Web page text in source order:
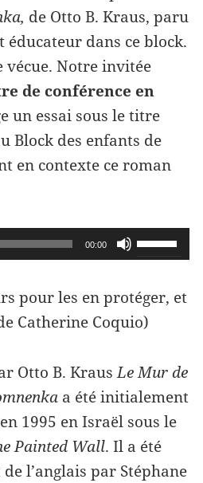
de Otto B. Kraus, paru
éducateur dans ce block.
vécue. Notre invitée
de conférence en
un essai sous le titre
Block des enfants de
en contexte ce roman
00:00
Utilisez
les
flèches
haut/bas
augmenter
ou
diminuer
le
volume.
pour les en protéger, et
Catherine Coquio)
Otto B. KrausLe Mur de
a été initialement
1995 en Israël sous le
Painted Wall. Il a été
l’anglais par Stéphane